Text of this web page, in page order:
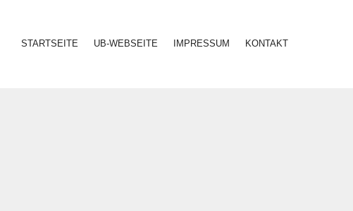
STARTSEITE UB-WEBSEITE IMPRESSUM KONTAKT